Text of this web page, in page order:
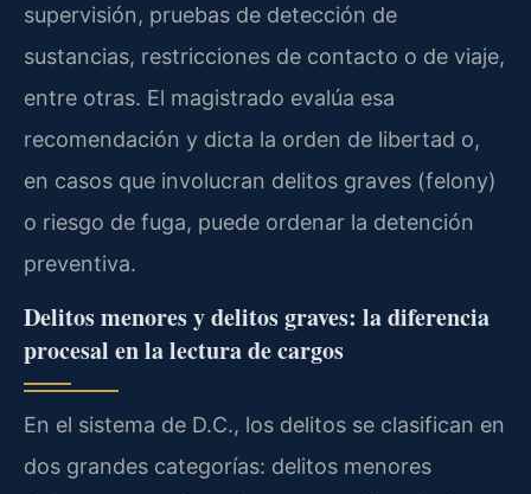
supervisión, pruebas de detección de
sustancias, restricciones de contacto o de viaje,
entre otras. El magistrado evalúa esa
recomendación y dicta la orden de libertad o,
en casos que involucran delitos graves (felony)
o riesgo de fuga, puede ordenar la detención
preventiva.
Delitos menores y delitos graves: la diferencia
procesal en la lectura de cargos
En el sistema de D.C., los delitos se clasifican en
dos grandes categorías: delitos menores